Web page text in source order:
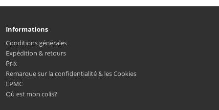
Informations
Conditions générales
Expédition & retours
Prix
Remarque sur la confidentialité & les Cookies
LPMC
Où est mon colis?